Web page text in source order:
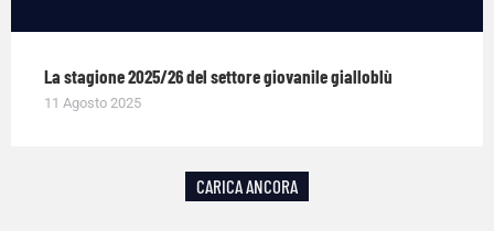
La stagione 2025/26 del settore giovanile gialloblù
11 Agosto 2025
CARICA ANCORA